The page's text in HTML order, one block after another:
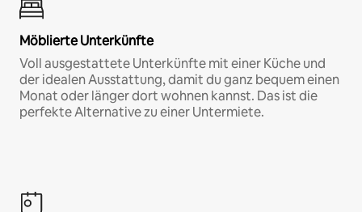
Möblierte Unterkünfte
Voll ausgestattete Unterkünfte mit einer Küche und
der idealen Ausstattung, damit du ganz bequem einen
Monat oder länger dort wohnen kannst. Das ist die
perfekte Alternative zu einer Untermiete.